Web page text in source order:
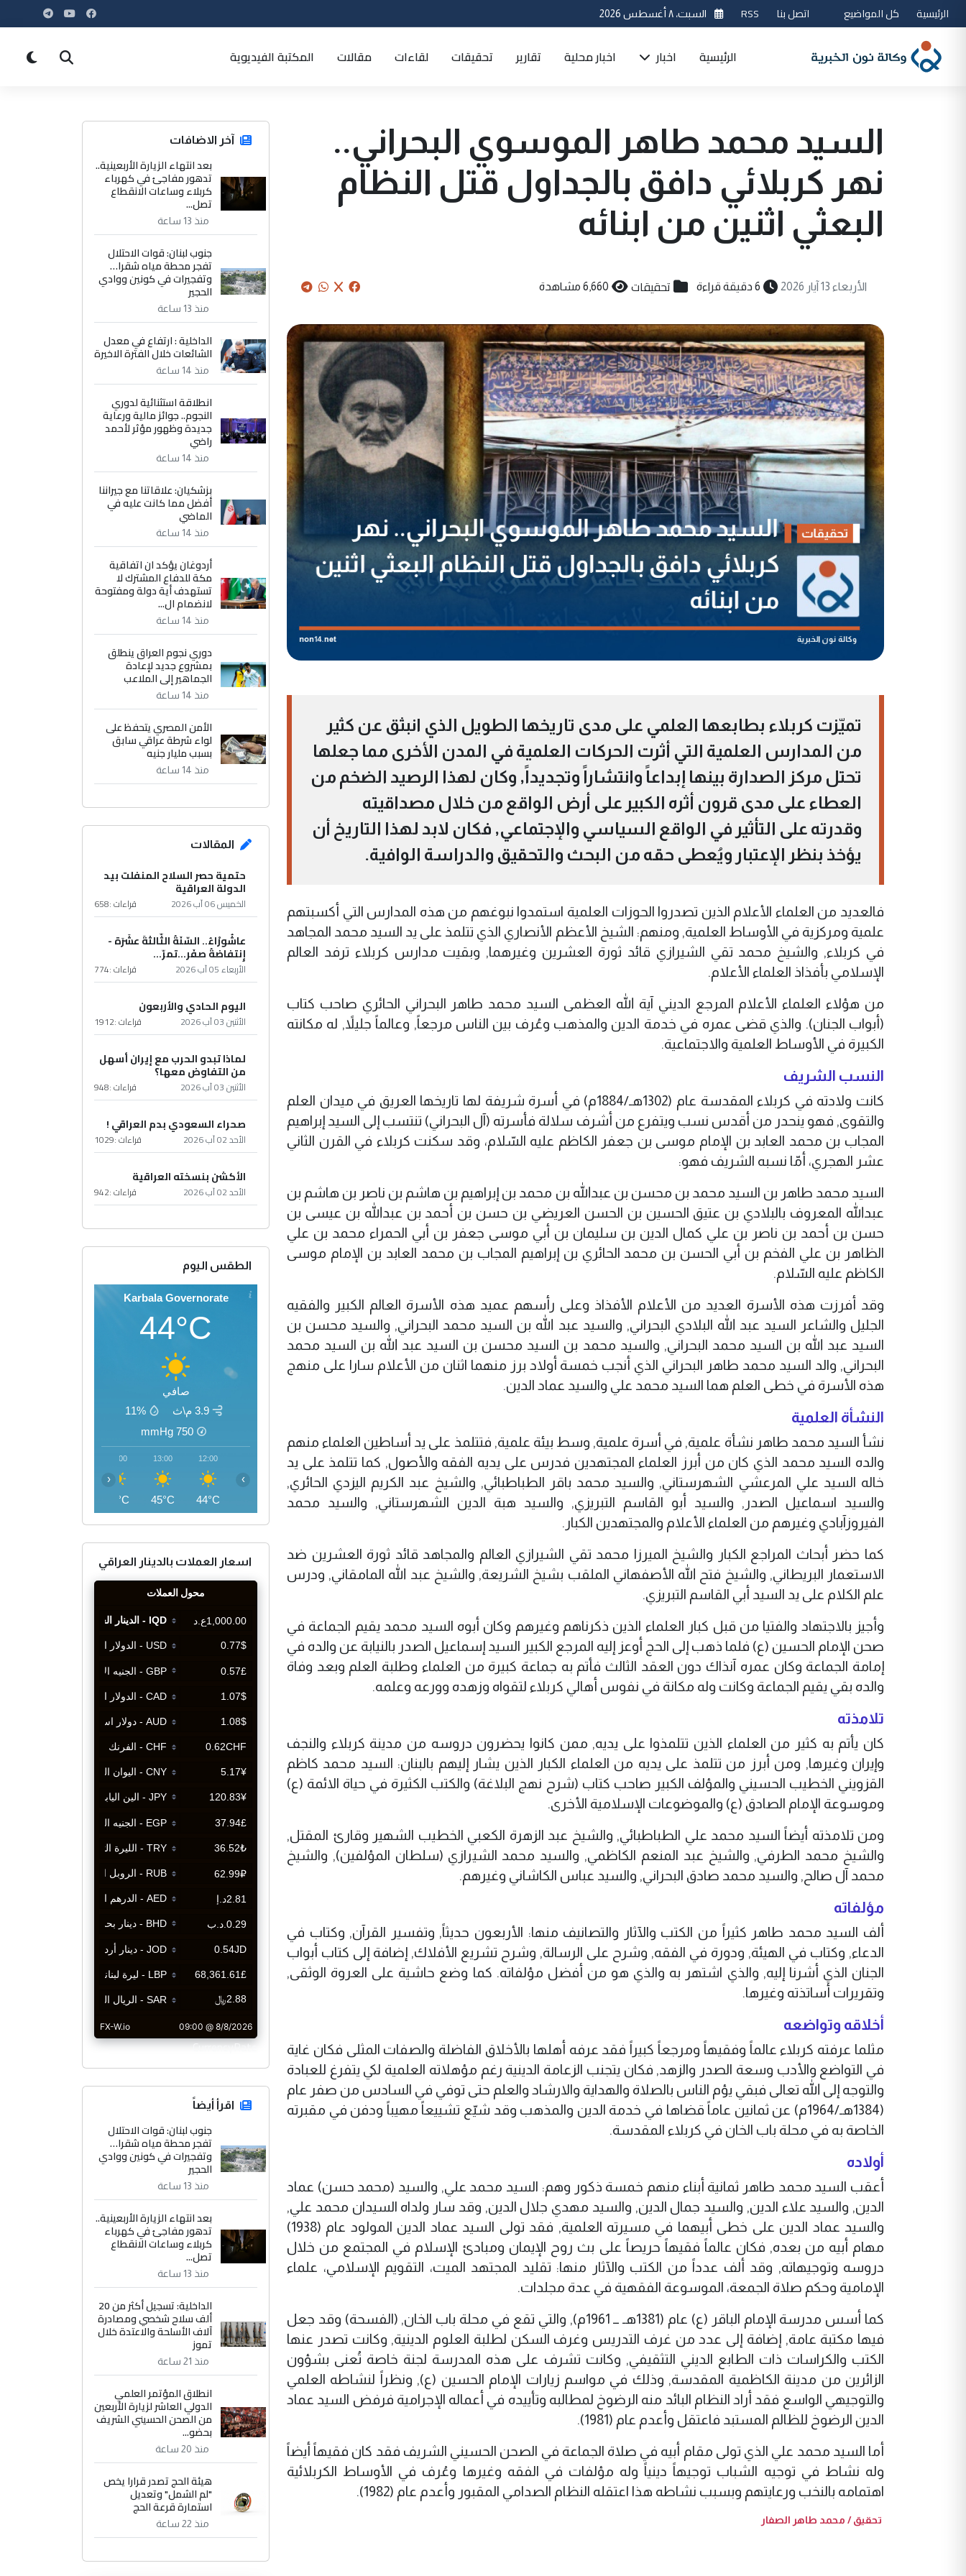
الرئيسية كل المواضيع اتصل بنا RSS السبت، ٨ أغسطس 2026
الرئيسية اخبار اخبار محلية تقارير تحقيقات لقاءات مقالات المكتبة الفيديوية
السيد محمد طاهر الموسوي البحراني..
نهر كربلائي دافق بالجداول قتل النظام
البعثي اثنين من ابنائه
الأربعاء 13 آيار 2026 6 دقيقة قراءة تحقيقات 6,660 مشاهدة
تميّزت كربلاء بطابعها العلمي على مدى تاريخها الطويل الذي انبثق عن كثير
من المدارس العلمية التي أثرت الحركات العلمية في المدن الأخرى مما جعلها
تحتل مركز الصدارة بينها إبداعاً وانتشاراً وتجديداً, وكان لهذا الرصيد الضخم من
العطاء على مدى قرون أثره الكبير على أرض الواقع من خلال مصداقيته
وقدرته على التأثير في الواقع السياسي والإجتماعي, فكان لابد لهذا التاريخ أن
يؤخذ بنظر الإعتبار ويُعطى حقه من البحث والتحقيق والدراسة الوافية.
فالعديد من العلماء الأعلام الذين تصدروا الحوزات العلمية استمدوا نبوغهم من هذه المدارس التي أكسبتهم
علمية ومركزية في الأوساط العلمية, ومنهم: الشيخ الأعظم الأنصاري الذي تتلمذ على يد السيد محمد المجاهد
في كربلاء, والشيخ محمد تقي الشيرازي قائد ثورة العشرين وغيرهما, وبقيت مدارس كربلاء ترفد العالم
الإسلامي بأفذاذ العلماء الأعلام.
من هؤلاء العلماء الأعلام المرجع الديني آية الله العظمى السيد محمد طاهر البحراني الحائري صاحب كتاب
(أبواب الجنان). والذي قضى عمره في خدمة الدين والمذهب وعُرف بين الناس مرجعاً, وعالماً جليلاً, له مكانته
الكبيرة في الأوساط العلمية والاجتماعية.
النسب الشريف
كانت ولادته في كربلاء المقدسة عام (1302هـ/1884م) في أسرة شريفة لها تاريخها العريق في ميدان العلم
والتقوى, فهو ينحدر من أقدس نسب ويتفرع من أشرف سلالة فأسرته (آل البحراني) تنتسب إلى السيد إبراهيم
المجاب بن محمد العابد بن الإمام موسى بن جعفر الكاظم عليه السّلام، وقد سكنت كربلاء في القرن الثاني
عشر الهجري، أمّا نسبه الشريف فهو:
السيد محمد طاهر بن السيد محمد بن محسن بن عبدالله بن محمد بن إبراهيم بن هاشم بن ناصر بن هاشم بن
عبدالله المعروف بالبلادي بن عتيق الحسين بن الحسن العريضي بن حسن بن أحمد بن عبدالله بن عيسى بن
حسن بن أحمد بن ناصر بن علي كمال الدين بن سليمان بن أبي موسى جعفر بن أبي الحمراء محمد بن علي
الظاهر بن علي الفخم بن أبي الحسن بن محمد الحائري بن إبراهيم المجاب بن محمد العابد بن الإمام موسى
الكاظم عليه السّلام.
وقد أفرزت هذه الأسرة العديد من الأعلام الأفذاذ وعلى رأسهم عميد هذه الأسرة العالم الكبير والفقيه
الجليل والشاعر السيد عبد الله البلادي البحراني, والسيد عبد الله بن السيد محمد البحراني, والسيد محسن بن
السيد عبد الله بن السيد محمد البحراني, والسيد محمد بن السيد محسن بن السيد عبد الله بن السيد محمد
البحراني, والد السيد محمد طاهر البحراني الذي أنجب خمسة أولاد برز منهما اثنان من الأعلام سارا على منهج
هذه الأسرة في خطى العلم هما السيد محمد علي والسيد عماد الدين.
النشأة العلمية
نشأ السيد محمد طاهر نشأة علمية, في أسرة علمية, وسط بيئة علمية, فتتلمذ على يد أساطين العلماء منهم
والده السيد محمد الذي كان من أبرز العلماء المجتهدين فدرس على يديه الفقه والأصول, كما تتلمذ على يد
خاله السيد علي المرعشي الشهرستاني, والسيد محمد باقر الطباطبائي, والشيخ عبد الكريم اليزدي الحائري,
والسيد اسماعيل الصدر, والسيد أبو القاسم التبريزي, والسيد هبة الدين الشهرستاني, والسيد محمد
الفيروزآبادي وغيرهم من العلماء الأعلام والمجتهدين الكبار.
كما حضر أبحاث المراجع الكبار والشيخ الميرزا محمد تقي الشيرازي العالم والمجاهد قائد ثورة العشرين ضد
الاستعمار البريطاني, والشيخ فتح الله الأصفهاني الملقب بشيخ الشريعة, والشيخ عبد الله المامقاني, ودرس
علم الكلام على يد السيد أبي القاسم التبريزي.
وأجيز بالاجتهاد والفتيا من قبل كبار العلماء الذين ذكرناهم وغيرهم وكان أبوه السيد محمد يقيم الجماعة في
صحن الإمام الحسين (ع) فلما ذهب إلى الحج أوعز إليه المرجع الكبير السيد إسماعيل الصدر بالنيابة عن والده في
إمامة الجماعة وكان عمره آنذاك دون العقد الثالث فأتم به جماعة كبيرة من العلماء وطلبة العلم وبعد وفاة
والده بقي يقيم الجماعة وكانت وله مكانة في نفوس أهالي كربلاء لتقواه وزهده وورعه وعلمه.
تلامذته
كان يأتم به كثير من العلماء الذين تتلمذوا على يديه, ممن كانوا يحضرون دروسه من مدينة كربلاء والنجف
وإيران وغيرها, ومن أبرز من تتلمذ على يديه من العلماء الكبار الذين يشار إليهم بالبنان: السيد محمد كاظم
القزويني الخطيب الحسيني والمؤلف الكبير صاحب كتاب (شرح نهج البلاغة) والكتب الكثيرة في حياة الائمة (ع)
وموسوعة الإمام الصادق (ع) والموضوعات الإسلامية الأخرى.
ومن تلامذته أيضاً السيد محمد علي الطباطبائي, والشيخ عبد الزهرة الكعبي الخطيب الشهير وقارئ المقتل,
والشيخ محمد الطرفي, والشيخ عبد المنعم الكاظمي, والسيد محمد الشيرازي (سلطان المؤلفين), والشيخ
محمد آل صالح, والسيد محمد صادق البحراني, والسيد عباس الكاشاني وغيرهم.
مؤلفاته
ألف السيد محمد طاهر كثيراً من الكتب والآثار والتصانيف منها: الأربعون حديثاً, وتفسير القرآن, وكتاب في
الدعاء, وكتاب في الهيئة, ودورة في الفقه, وشرح على الرسالة, وشرح تشريع الأفلاك, إضافة إلى كتاب أبواب
الجنان الذي أشرنا إليه, والذي اشتهر به والذي هو من أفضل مؤلفاته. كما وضع حاشية على العروة الوثقى,
وتقريرات أساتذته وغيرها.
أخلاقه وتواضعه
مثلما عرفته كربلاء عالماً وفقيهاً ومرجعاً كبيراً فقد عرفه أهلها بالأخلاق الفاضلة والصفات المثلى فكان غاية
في التواضع والأدب وسعة الصدر والزهد, فكان يتجنب الزعامة الدينية رغم مؤهلاته العلمية لكي يتفرغ للعبادة
والتوجه إلى الله تعالى فبقي يؤم الناس بالصلاة والهداية والارشاد والعلم حتى توفي في السادس من صفر عام
(1384هـ/1964م) عن ثمانين عاماً قضاها في خدمة الدين والمذهب وقد شيّع تشييعاً مهيباً ودفن في مقبرته
الخاصة به في محلة باب الخان في كربلاء المقدسة.
أولاده
أعقب السيد محمد طاهر ثمانية أبناء منهم خمسة ذكور وهم: السيد محمد علي, والسيد (محمد حسن) عماد
الدين, والسيد علاء الدين, والسيد جمال الدين, والسيد مهدي جلال الدين, وقد سار ولداه السيدان محمد علي,
والسيد عماد الدين على خطى أبيهما في مسيرته العلمية, فقد تولى السيد عماد الدين المولود عام (1938)
مهام أبيه من بعده, فكان عالماً فقيهاً حريصاً على بث روح الإيمان ومبادئ الإسلام في المجتمع من خلال
دروسه وتوجيهاته, وقد ألف عدداً من الكتب والآثار منها: تقليد المجتهد الميت، التقويم الإسلامي، علماء
الإمامية وحكم صلاة الجمعة، الموسوعة الفقهية في عدة مجلدات.
كما أسس مدرسة الإمام الباقر (ع) عام (1381هـ ــ 1961م), والتي تقع في محلة باب الخان, (الفسحة) وقد جعل
فيها مكتبة عامة, إضافة إلى عدد من غرف التدريس وغرف السكن لطلبة العلوم الدينية, وكانت تصدر عنها
الكتب والكراسات ذات الطابع الديني التثقيفي, وكانت تشرف على هذه المدرسة لجنة خاصة تُعنى بشؤون
الزائرين من مدينة الكاظمية المقدسة, وذلك في مواسم زيارات الإمام الحسين (ع), ونظراً لنشاطه العلمي
والتوجيهي الواسع فقد أراد النظام البائد منه الرضوخ لمطالبه وتأييده في أعماله الإجرامية فرفض السيد عماد
الدين الرضوخ للظالم المستبد فاعتقل وأعدم عام (1981).
أما السيد محمد علي الذي تولى مقام أبيه في صلاة الجماعة في الصحن الحسيني الشريف فقد كان فقيهاً أيضاً
وله نشاط في توجيه الشباب توجيهاً دينياً وله مؤلفات في الفقه وغيرها وعُرف في الأوساط الكربلائية
اهتمامه بالنخب ورعايتهم وبسبب نشاطه هذا اعتقله النظام الصدامي المقبور وأعدم عام (1982).
تحقيق / محمد طاهر الصفار
آخر الاضافات
بعد انتهاء الزيارة الأربعينية..
تدهور مفاجئ في كهرباء
كربلاء وساعات الانقطاع
تصل...
منذ 13 ساعة
جنوب لبنان: قوات الاحتلال
تفجر محطة مياه شقرا…
وتفجيرات في كونين ووادي
الحجير
منذ 13 ساعة
الداخلية : ارتفاع في معدل
الشائعات خلال الفترة الاخيرة
منذ 14 ساعة
انطلاقة استثنائية لدوري
النجوم.. جوائز مالية ورعاية
جديدة وظهور مؤثر لأحمد
راضي
منذ 14 ساعة
بزشكيان: علاقاتنا مع جيراننا
أفضل مما كانت عليه في
الماضي
منذ 14 ساعة
أردوغان يؤكد ان اتفاقية
مكة للدفاع المشترك لا
تستهدف أية دولة ومفتوحة
لانضمام ال...
منذ 14 ساعة
دوري نجوم العراق ينطلق
بمشروع جديد لإعادة
الجماهير إلى الملاعب
منذ 14 ساعة
الأمن المصري يتحفظ على
لواء شرطة عراقي سابق
بسبب مليار جنيه
منذ 14 ساعة
المقالات
حتمية حصر السلاح المنفلت بيد
الدولة العراقية
الخميس 06 آب 2026 قراءات :658
عاشُورْاءُ.. السّنَةُ الثّالثةَ عشَرَة -
إِنتفاضةُ صفَر…تمرّ...
الأربعاء 05 آب 2026 قراءات :774
اليوم الحادي والأربعون
الأثنين 03 آب 2026 قراءات :1912
لماذا تبدو الحرب مع إيران أسهل
من التفاوض معها؟
الأثنين 03 آب 2026 قراءات :948
صحراء السعودي بدم العراقي !
الأحد 02 آب 2026 قراءات :1029
الأكشن بنسخته العراقية
الأحد 02 آب 2026 قراءات :942
الطقس اليوم
Karbala Governorate
44°C
صافي
3.9 م\ث
11%
750
mmHg
12:00
44°C
13:00
45°C
14:00
45°C
‹ ›
اسعار العملات بالدينار العراقي
CurrencyRate
اقرأ أيضاً
جنوب لبنان: قوات الاحتلال
تفجر محطة مياه شقرا…
وتفجيرات في كونين ووادي
الحجير
منذ 13 ساعة
بعد انتهاء الزيارة الأربعينية..
تدهور مفاجئ في كهرباء
كربلاء وساعات الانقطاع
تصل...
منذ 13 ساعة
الداخلية: تسجيل أكثر من 20
ألف سلاح شخصي ومصادرة
آلاف الأسلحة والاعتدة خلال
تموز
منذ 21 ساعة
انطلاق المؤتمر العلمي
الدولي العاشر لزيارة الأربعين
من الصحن الحسيني الشريف
بحضو...
منذ 20 ساعة
هيئة الحج تصدر قرارا يخص
"لم الشمل" وتعديل
استمارة قرعة الحج
منذ 22 ساعة